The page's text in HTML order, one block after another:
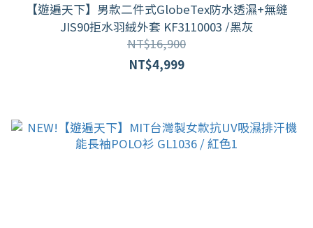
【遊遍天下】男款二件式GlobeTex防水透濕+無縫
JIS90拒水羽絨外套 KF3110003 /黑灰
NT$16,900
NT$4,999